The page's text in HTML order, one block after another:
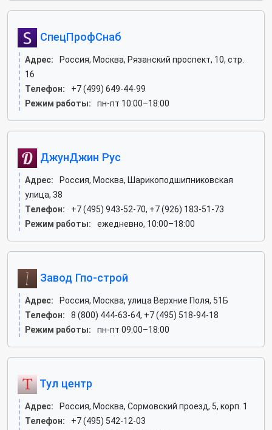
СпецПрофСнаб
Адрес:
Россия, Москва, Рязанский проспект, 10, стр.
16
Телефон:
+7 (499) 649-44-99
Режим работы:
пн-пт 10:00–18:00
ДжунДжин Рус
Адрес:
Россия, Москва, Шарикоподшипниковская
улица, 38
Телефон:
+7 (495) 943-52-70, +7 (926) 183-51-73
Режим работы:
ежедневно, 10:00–18:00
Завод Гпо-строй
Адрес:
Россия, Москва, улица Верхние Поля, 51Б
Телефон:
8 (800) 444-63-64, +7 (495) 518-94-18
Режим работы:
пн-пт 09:00–18:00
Тул центр
Адрес:
Россия, Москва, Сормовский проезд, 5, корп. 1
Телефон:
+7 (495) 542-12-03